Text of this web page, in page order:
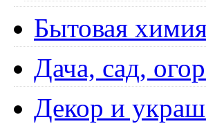
Бытовая
Дача, сад,
Декор и